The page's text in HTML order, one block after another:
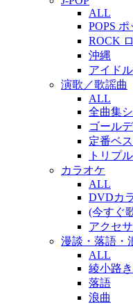
ALL
POPS ポ
ROCK
沖縄
アイドル
演歌／歌謡曲
ALL
全曲集
ゴール
定番ベ
トリプ
カラオケ
ALL
DVDカ
(今すぐ
アクセサ
漫談・落語・
ALL
綾小路
落語
浪曲